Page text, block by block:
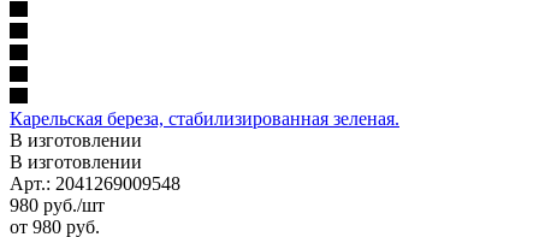
Карельская береза, стабилизированная зеленая.
В изготовлении
В изготовлении
Арт.: 2041269009548
980 руб./шт
от 980 руб.